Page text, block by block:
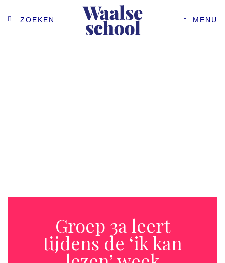
ZOEKEN MENU
Groep 3a leert
tijdens de ‘ik kan